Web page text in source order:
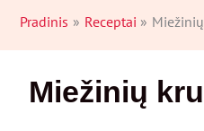
Pradinis Receptai
Miežinių